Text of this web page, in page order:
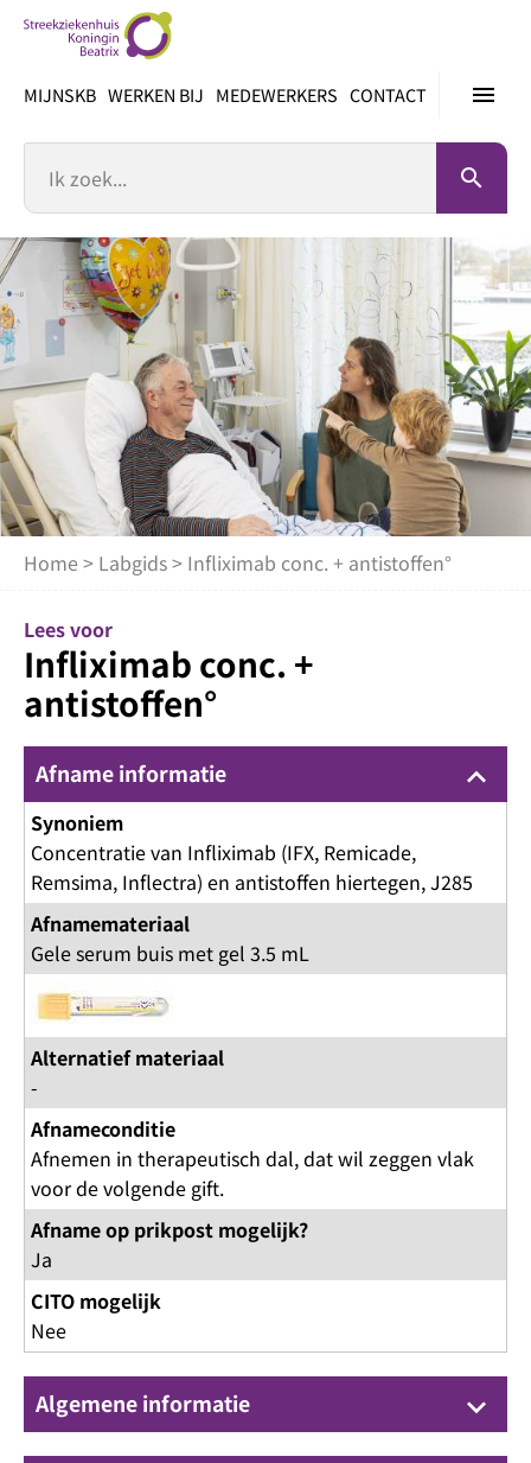
inhoud
menu
MIJNSKB WERKEN BIJ MEDEWERKERS CONTACT
search
Home > Labgids> Infliximab conc. + antistoffen°
Lees voor
Infliximab conc. +
antistoffen°
Afname informatie keyboard_arrow_up
Synoniem
Concentratie van Infliximab (IFX, Remicade,
Remsima, Inflectra) en antistoffen hiertegen, J285
Afnamemateriaal
Gele serum buis met gel 3.5 mL
Alternatief materiaal
-
Afnameconditie
Afnemen in therapeutisch dal, dat wil zeggen vlak
voor de volgende gift.
Afname op prikpost mogelijk?
Ja
CITO mogelijk
Nee
Algemene informatie keyboard_arrow_down